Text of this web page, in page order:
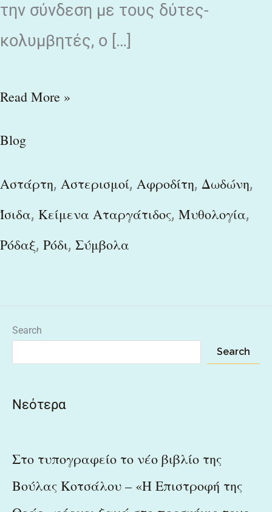
την σύνδεση με τους δύτες-
κολυμβητές, ο […]
Read More »
Blog
Αστάρτη, Αστερισμοί, Αφροδίτη, Δωδώνη,
Ίσιδα, Κείμενα Αταργάτιδος, Μυθολογία,
Ρόδαξ, Ρόδι, Σύμβολα
Search
Search
Νεότερα
Στο τυπογραφείο το νέο βιβλίο της
Βούλας Κοτσάλου – «Η Επιστροφή της